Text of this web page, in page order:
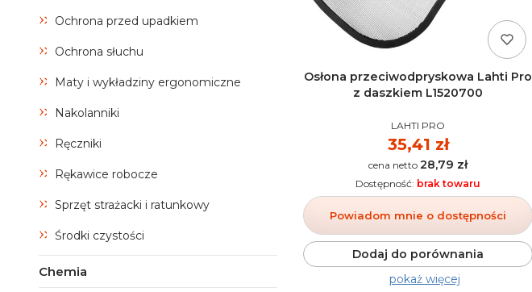
Ochrona przed upadkiem
Ochrona słuchu
Maty i wykładziny ergonomiczne
Nakolanniki
Ręczniki
Rękawice robocze
Sprzęt strażacki i ratunkowy
Środki czystości
Chemia
Osłona przeciwodpryskowa Lahti Pro
z daszkiem L1520700
PRODUCENT
LAHTI PRO
Cena
35,41 zł
Cena 28,79 zł
Powiadom mnie o dostępności
Dostępność: brak towaru
Dodaj do porównania
pokaż więcej